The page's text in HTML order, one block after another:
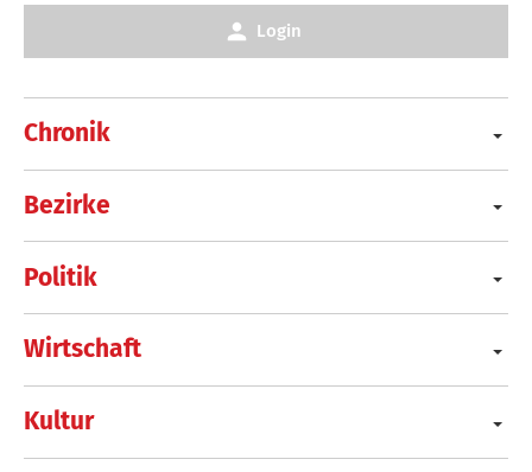
Chronik
Bezirke
Politik
Wirtschaft
Kultur
Login